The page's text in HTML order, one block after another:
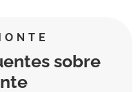
sobre